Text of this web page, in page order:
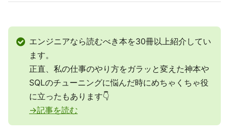
エンジニアなら読むべき本を30冊以上紹介してい
ます。
正直、私の仕事のやり方をガラッと変えた神本や
SQLのチューニングに悩んだ時にめちゃくちゃ役
に立ったもあります👇
→記事を読む